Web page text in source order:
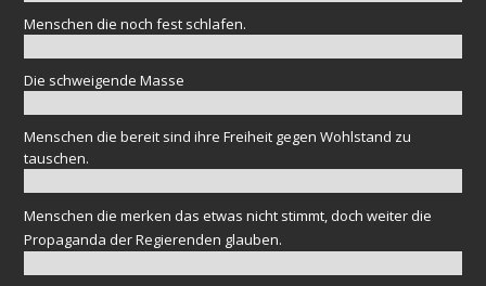
Menschen die noch fest schlafen.
Die schweigende Masse
Menschen die bereit sind ihre Freiheit gegen Wohlstand zu
tauschen.
Menschen die merken das etwas nicht stimmt, doch weiter die
Propaganda der Regierenden glauben.